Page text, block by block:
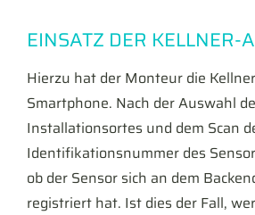
EINSATZ DER KELLNER-
Hierzu hat der Monteur die
Smartphone. Nach der Auswahl
Installationsortes und dem Scan
Identifikationsnummer des
ob der Sensor sich an dem
registriert hat. Ist dies der Fall,